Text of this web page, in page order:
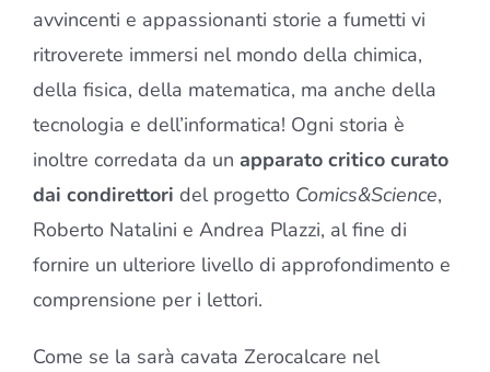
avvincenti e appassionanti storie a fumetti vi
ritroverete immersi nel mondo della chimica,
della fisica, della matematica, ma anche della
tecnologia e dell’informatica! Ogni storia è
inoltre corredata da un apparato critico curato
dai condirettori del progetto Comics&Science,
Roberto Natalini e Andrea Plazzi, al fine di
fornire un ulteriore livello di approfondimento e
comprensione per i lettori.
Come se la sarà cavata Zerocalcare nel